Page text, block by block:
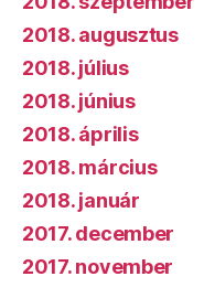
2018. augusztus
2018. július
2018. június
2018. április
2018. március
2018. január
2017. december
2017. november